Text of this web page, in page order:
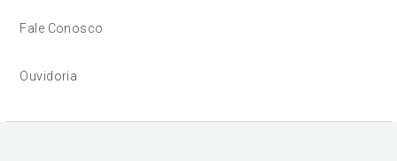
Fale Conosco
Ouvidoria